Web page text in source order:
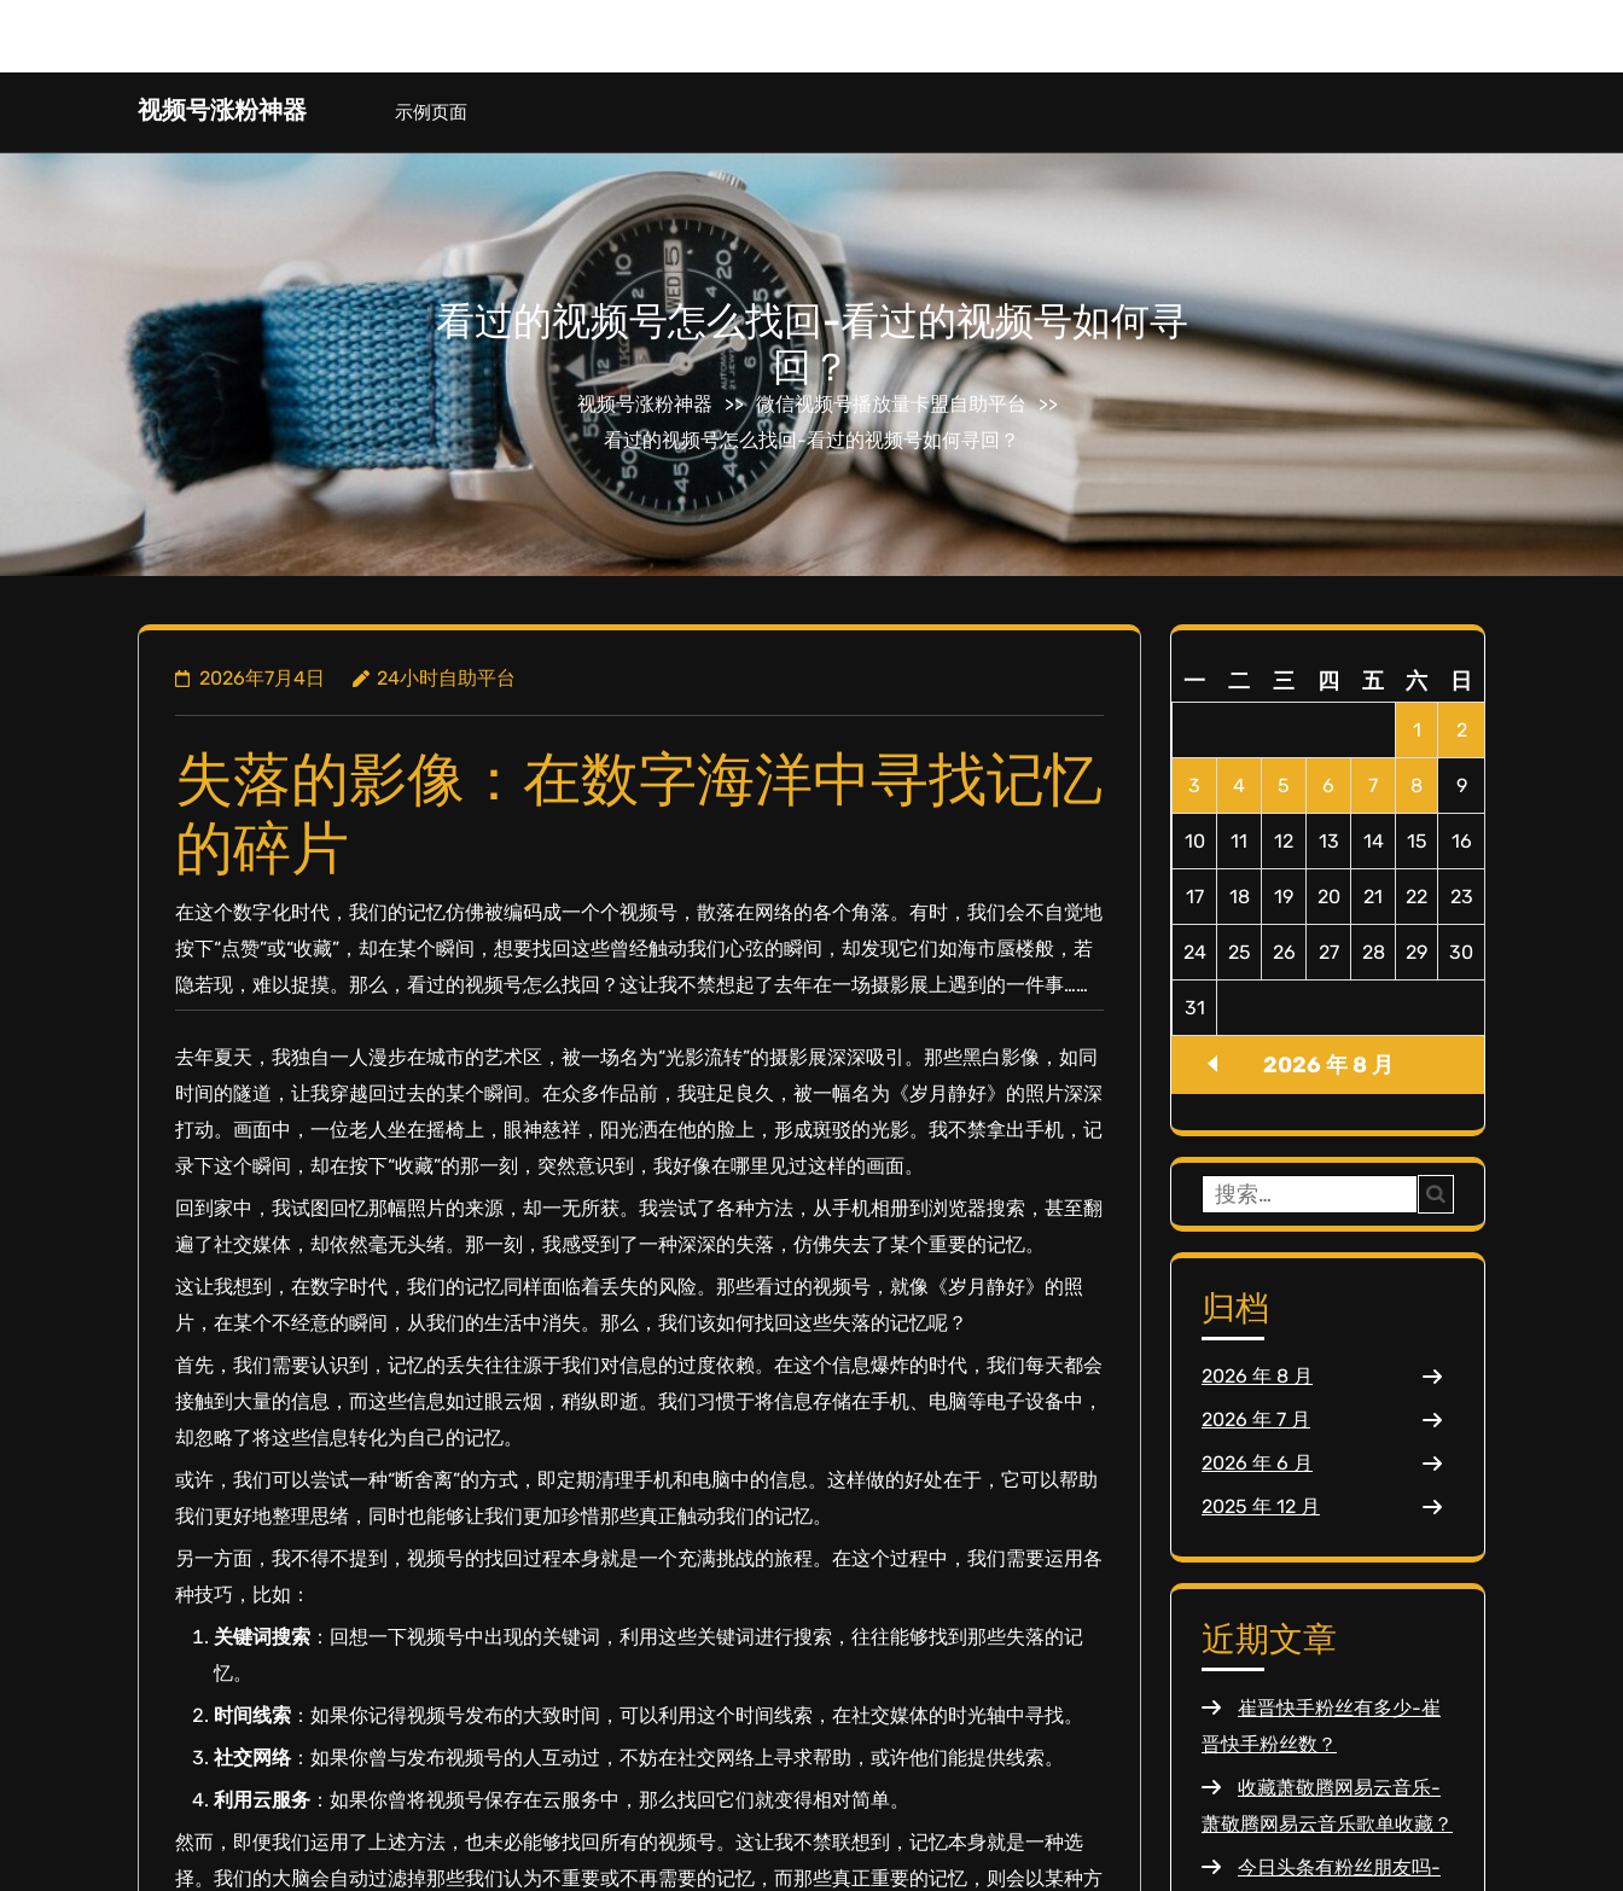
content
视频号涨粉神器 示例页面
看过的视频号怎么找回-看过的视频号如何寻
回？
视频号涨粉神器 >> 微信视频号播放量卡盟自助平台 >>
看过的视频号怎么找回-看过的视频号如何寻回？
2026年7月4日 24小时自助平台
失落的影像：在数字海洋中寻找记忆
的碎片
在这个数字化时代，我们的记忆仿佛被编码成一个个视频号，散落在网络的各个角落。有时，我们会不自觉地
按下“点赞”或“收藏”，却在某个瞬间，想要找回这些曾经触动我们心弦的瞬间，却发现它们如海市蜃楼般，若
隐若现，难以捉摸。那么，看过的视频号怎么找回？这让我不禁想起了去年在一场摄影展上遇到的一件事……
去年夏天，我独自一人漫步在城市的艺术区，被一场名为“光影流转”的摄影展深深吸引。那些黑白影像，如同
时间的隧道，让我穿越回过去的某个瞬间。在众多作品前，我驻足良久，被一幅名为《岁月静好》的照片深深
打动。画面中，一位老人坐在摇椅上，眼神慈祥，阳光洒在他的脸上，形成斑驳的光影。我不禁拿出手机，记
录下这个瞬间，却在按下“收藏”的那一刻，突然意识到，我好像在哪里见过这样的画面。
回到家中，我试图回忆那幅照片的来源，却一无所获。我尝试了各种方法，从手机相册到浏览器搜索，甚至翻
遍了社交媒体，却依然毫无头绪。那一刻，我感受到了一种深深的失落，仿佛失去了某个重要的记忆。
这让我想到，在数字时代，我们的记忆同样面临着丢失的风险。那些看过的视频号，就像《岁月静好》的照
片，在某个不经意的瞬间，从我们的生活中消失。那么，我们该如何找回这些失落的记忆呢？
首先，我们需要认识到，记忆的丢失往往源于我们对信息的过度依赖。在这个信息爆炸的时代，我们每天都会
接触到大量的信息，而这些信息如过眼云烟，稍纵即逝。我们习惯于将信息存储在手机、电脑等电子设备中，
却忽略了将这些信息转化为自己的记忆。
或许，我们可以尝试一种“断舍离”的方式，即定期清理手机和电脑中的信息。这样做的好处在于，它可以帮助
我们更好地整理思绪，同时也能够让我们更加珍惜那些真正触动我们的记忆。
另一方面，我不得不提到，视频号的找回过程本身就是一个充满挑战的旅程。在这个过程中，我们需要运用各
种技巧，比如：
关键词搜索 ：回想一下视频号中出现的关键词，利用这些关键词进行搜索，往往能够找到那些失落的记
忆。
时间线索 ：如果你记得视频号发布的大致时间，可以利用这个时间线索，在社交媒体的时光轴中寻找。
社交网络：如果你曾与发布视频号的人互动过，不妨在社交网络上寻求帮助，或许他们能提供线索。
利用云服务 ：如果你曾将视频号保存在云服务中，那么找回它们就变得相对简单。
然而，即便我们运用了上述方法，也未必能够找回所有的视频号。这让我不禁联想到，记忆本身就是一种选
择。我们的大脑会自动过滤掉那些我们认为不重要或不再需要的记忆，而那些真正重要的记忆，则会以某种方
2026 年 8 月
一 二 三 四 五 六 日
1 2
3 4 5 6 7 8 9
10 11 12 13 14 15 16
17 18 19 20 21 22 23
24 25 26 27 28 29 30
31
搜
索：
归档
2026 年 8 月
2026 年 7 月
2026 年 6 月
2025 年 12 月
近期文章
崔晋快手粉丝有多少-崔
晋快手粉丝数？
收藏萧敬腾网易云音乐-
萧敬腾网易云音乐歌单收藏？
今日头条有粉丝朋友吗-